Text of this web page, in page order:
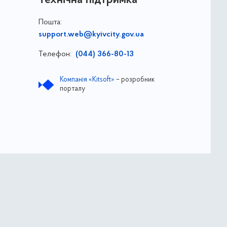
Пошта:
support.web@kyivcity.gov.ua
Телефон: (044) 366-80-13
Компанія «Kitsoft» – розробник
порталу